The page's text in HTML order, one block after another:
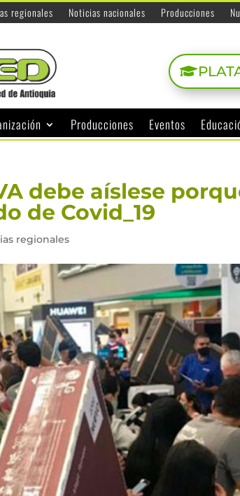
regionales Noticias nacionales Producciones
Producciones Eventos
debe aíslese
de Covid_19
regionales